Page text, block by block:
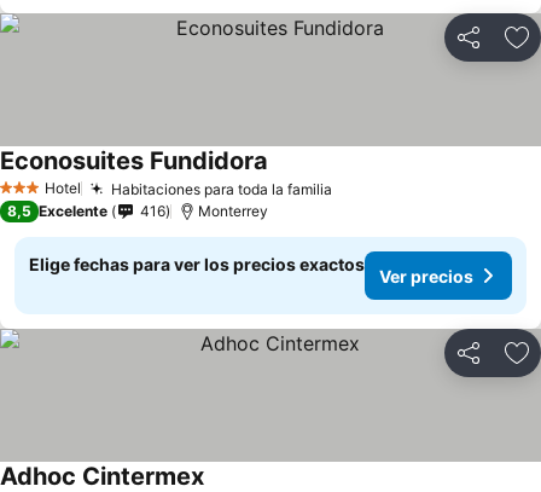
Compartir
3 Estrellas
Hotel Habitaciones para toda la familia
Econosuites Fundidora
8,5 Excelente 416 Monterrey
Elige fechas para ver los precios exactos
Ver precios
Compartir
Adhoc Cintermex